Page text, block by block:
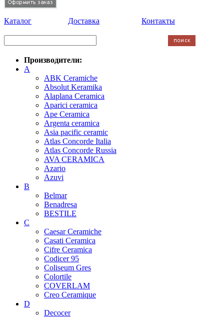
Каталог Доставка Контакты
Производители:
A
ABK Ceramiche
Absolut Keramika
Alaplana Ceramica
Aparici ceramica
Ape Ceramica
Argenta ceramica
Asia pacific ceramic
Atlas Concorde Italia
Atlas Concorde Russia
AVA CERAMICA
Azario
Azuvi
B
Belmar
Benadresa
BESTILE
C
Caesar Ceramiche
Casati Ceramica
Cifre Ceramica
Codicer 95
Coliseum Gres
Colortile
COVERLAM
Creo Ceramique
D
Decocer